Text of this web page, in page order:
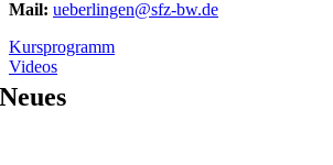
Mail: ueberlingen@sfz-bw.de
Kursprogramm
Videos
Neues